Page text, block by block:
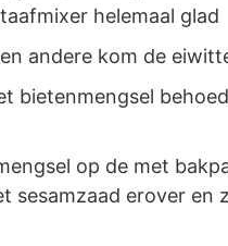
helemaal glad
andere kom de
bietenmengsel
op de met
sesamzaad erover en